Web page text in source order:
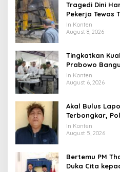
Tragedi Dini
Pekerja Tewas
Tebu
In Konten
August 8, 2026
Tingkatkan
Prabowo
hingga Undang
In Konten
August 6, 2026
Akal Bulus
Terbongkar,
Uang
In Konten
August 5, 2026
Bertemu PM
Duka Cita